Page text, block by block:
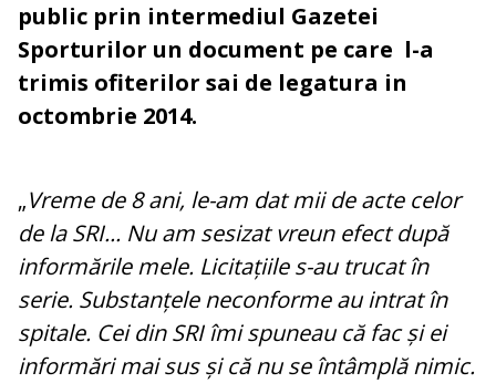
public prin intermediul Gazetei
Sporturilor un document pe care l-a
trimis ofiterilor sai de legatura in
octombrie 2014.
„Vreme de 8 ani, le-am dat mii de acte celor
de la SRI... Nu am sesizat vreun efect după
informările mele. Licitațiile s-au trucat în
serie. Substanțele neconforme au intrat în
spitale. Cei din SRI îmi spuneau că fac și ei
informări mai sus și că nu se întâmplă nimic.